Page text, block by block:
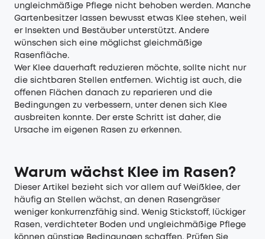
ungleichmäßige Pflege nicht behoben werden. Manche
Gartenbesitzer lassen bewusst etwas Klee stehen, weil
er Insekten und Bestäuber unterstützt. Andere
wünschen sich eine möglichst gleichmäßige
Rasenfläche.
Wer Klee dauerhaft reduzieren möchte, sollte nicht nur
die sichtbaren Stellen entfernen. Wichtig ist auch, die
offenen Flächen danach zu reparieren und die
Bedingungen zu verbessern, unter denen sich Klee
ausbreiten konnte. Der erste Schritt ist daher, die
Ursache im eigenen Rasen zu erkennen.
Warum wächst Klee im Rasen?
Dieser Artikel bezieht sich vor allem auf Weißklee, der
häufig an Stellen wächst, an denen Rasengräser
weniger konkurrenzfähig sind. Wenig Stickstoff, lückiger
Rasen, verdichteter Boden und ungleichmäßige Pflege
können günstige Bedingungen schaffen. Prüfen Sie